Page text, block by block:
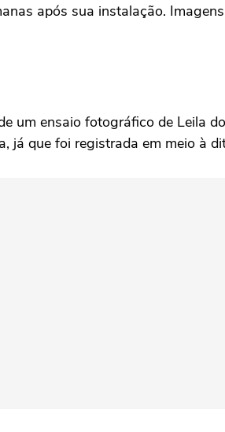
após sua instalação.
um ensaio fotográfico de Leila
já que foi registrada em meio à